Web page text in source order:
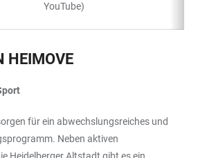
YouTube)
HEIMOVE
für ein abwechslungsreiches und
Neben aktiven